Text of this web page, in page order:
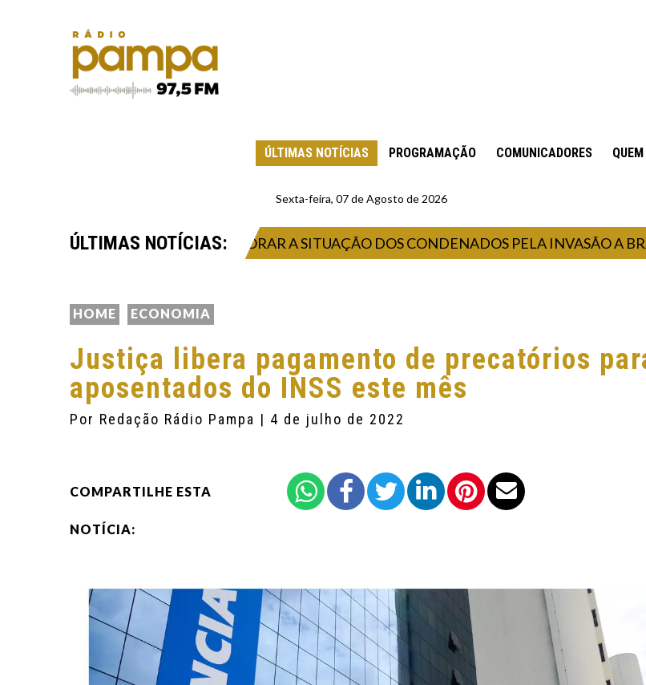
ÚLTIMAS NOTÍCIAS PROGRAMAÇÃO COMUNICADORES
Sexta-feira, 07 de Agosto de 2026
ÚLTIMAS NOTÍCIAS:
QUE PODERÁ MELHORAR A SITUAÇÃO DOS CONDENADOS PELA INVASÃO A
HOME ECONOMIA
Justiça libera pagamento de precatórios
aposentados do INSS este mês
Por Redação Rádio Pampa | 4 de julho de 2022
COMPARTILHE ESTA
NOTÍCIA: